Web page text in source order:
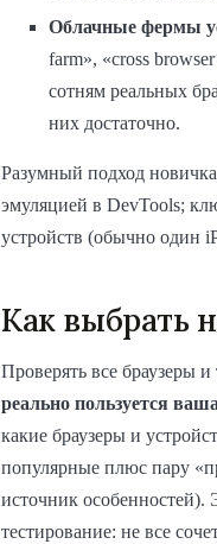
Облачные фермы
farm», «cross
сотням реальных
них достаточно.
Разумный подход
эмуляцией в DevTools;
устройств (обычно один
Как выбрать
Проверять все браузеры
реально пользуется
какие браузеры и
популярные плюс пару
источник особенностей).
тестирование: не все